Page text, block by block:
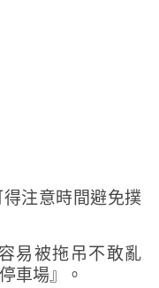
注意時間避免撲
易被拖吊不敢亂
車場』。